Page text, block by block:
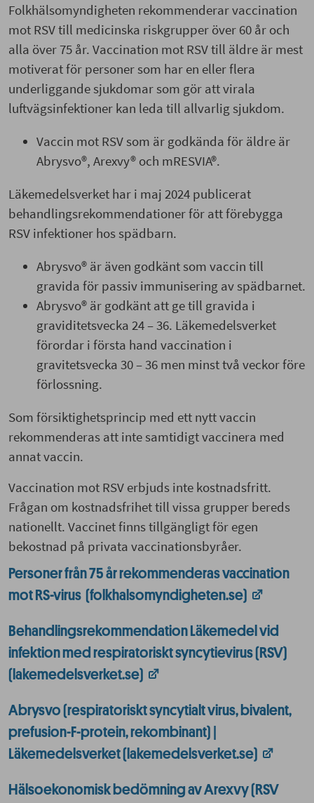
Folkhälsomyndigheten rekommenderar vaccination
mot RSV till medicinska riskgrupper över 60 år och
alla över 75 år. Vaccination mot RSV till äldre är mest
motiverat för personer som har en eller flera
underliggande sjukdomar som gör att virala
luftvägsinfektioner kan leda till allvarlig sjukdom.
Vaccin mot RSV som är godkända för äldre är
Abrysvo®, Arexvy® och mRESVIA®.
Läkemedelsverket har i maj 2024 publicerat
behandlingsrekommendationer för att förebygga
RSV infektioner hos spädbarn.
Abrysvo® är även godkänt som vaccin till
gravida för passiv immunisering av spädbarnet.
Abrysvo® är godkänt att ge till gravida i
graviditetsvecka 24 – 36. Läkemedelsverket
förordar i första hand vaccination i
gravitetsvecka 30 – 36 men minst två veckor före
förlossning.
Som försiktighetsprincip med ett nytt vaccin
rekommenderas att inte samtidigt vaccinera med
annat vaccin.
Vaccination mot RSV erbjuds inte kostnadsfritt.
Frågan om kostnadsfrihet till vissa grupper bereds
nationellt. Vaccinet finns tillgängligt för egen
bekostnad på privata vaccinationsbyråer.
Personer från 75 år rekommenderas vaccination
mot RS-virus (folkhalsomyndigheten.se)
Behandlingsrekommendation Läkemedel vid
infektion med respiratoriskt syncytievirus (RSV)
(lakemedelsverket.se)
Abrysvo (respiratoriskt syncytialt virus, bivalent,
prefusion-F-protein, rekombinant) |
Läkemedelsverket (lakemedelsverket.se)
Hälsoekonomisk bedömning av Arexvy (RSV